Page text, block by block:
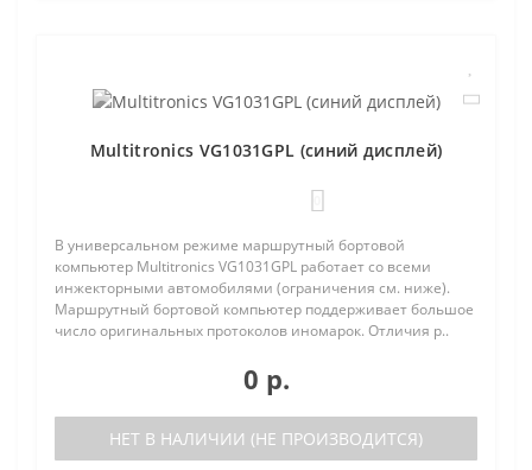
Multitronics VG1031GPL (синий дисплей)
В универсальном режиме маршрутный бортовой
компьютер Multitronics VG1031GPL работает со всеми
инжекторными автомобилями (ограничения см. ниже).
Маршрутный бортовой компьютер поддерживает большое
число оригинальных протоколов иномарок. Отличия р..
0 р.
НЕТ В НАЛИЧИИ (НЕ ПРОИЗВОДИТСЯ)